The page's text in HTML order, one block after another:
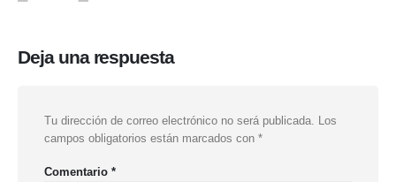
Deja una respuesta
Tu dirección de correo electrónico no será publicada.
Los
campos obligatorios están marcados con *
Comentario *